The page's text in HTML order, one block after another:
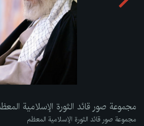
مجموعة صور قائد الثورة الإسلامية
مجموعة صور قائد الثورة الإسلامية المعظم